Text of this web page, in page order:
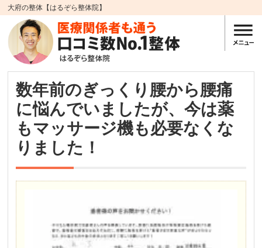
大府の整体【はるぞら整体院】
数年前のぎっくり腰から腰痛
に悩んでいましたが、今は薬
もマッサージ機も必要なくな
りました！